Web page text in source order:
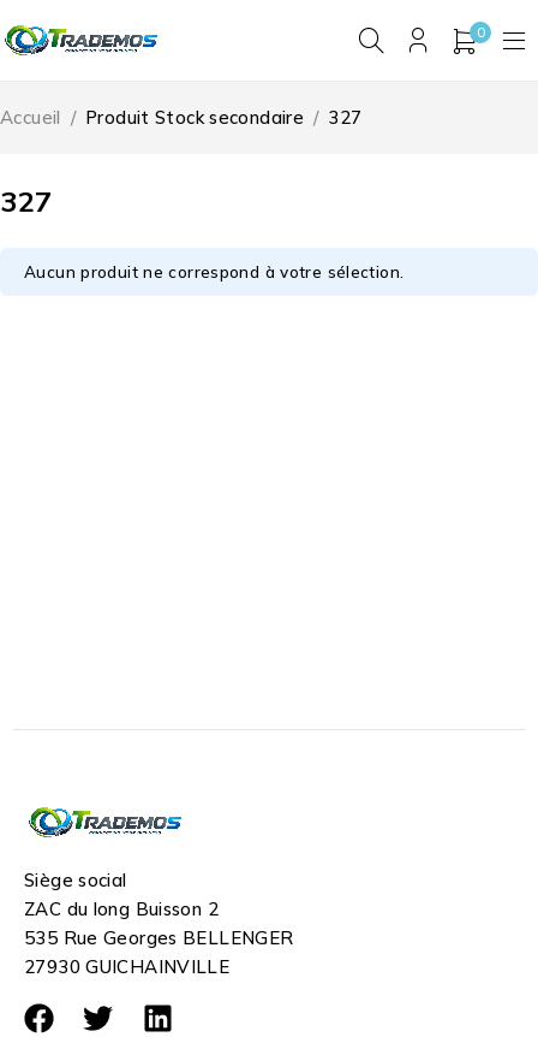
0
327
Accueil / Produit Stock secondaire / 327
Aucun produit ne correspond à votre sélection.
Siège social
ZAC du long Buisson 2
535 Rue Georges BELLENGER
27930 GUICHAINVILLE